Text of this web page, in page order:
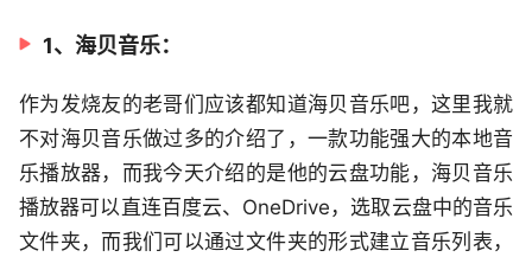
1、海贝音乐：
作为发烧友的老哥们应该都知道海贝音乐吧，这里我就
不对海贝音乐做过多的介绍了，一款功能强大的本地音
乐播放器，而我今天介绍的是他的云盘功能，海贝音乐
播放器可以直连百度云、OneDrive，选取云盘中的音乐
文件夹，而我们可以通过文件夹的形式建立音乐列表，